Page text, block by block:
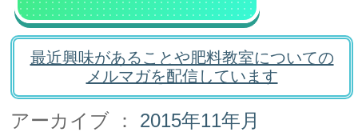
最近興味があることや肥料教室についての
メルマガを配信しています
アーカイブ ： 2015年11年月